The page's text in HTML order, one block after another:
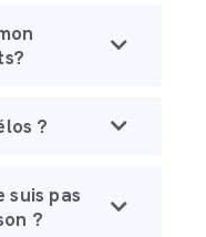
?
suis pas
?